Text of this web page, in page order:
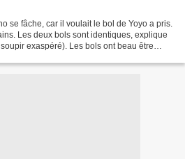
se fâche, car il voulait le bol de Yoyo a pris.
Les deux bols sont identiques, explique
exaspéré). Les bols ont beau être